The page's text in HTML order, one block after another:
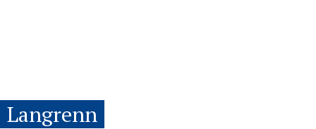
Langrenn